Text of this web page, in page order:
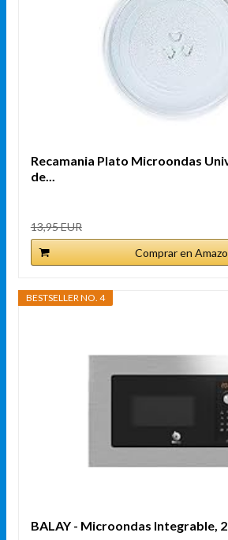
Recamania Plato Microondas
de...
13,95 EUR
Comprar en
BESTSELLER NO. 4
BALAY - Microondas Integrable,